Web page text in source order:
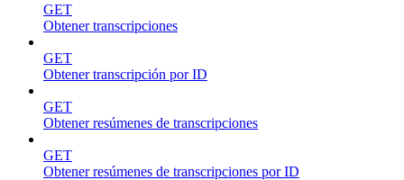
GET
Obtener transcripciones
GET
Obtener transcripción por ID
GET
Obtener resúmenes de transcripciones
GET
Obtener resúmenes de transcripciones por ID